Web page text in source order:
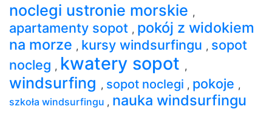
noclegi ustronie morskie ,
apartamenty sopot , pokój z widokiem
na morze , kursy windsurfingu , sopot
nocleg , kwatery sopot ,
windsurfing , sopot noclegi , pokoje ,
szkoła windsurfingu , nauka windsurfingu